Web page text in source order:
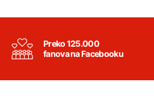
Preko 125.000
fanova na Facebooku